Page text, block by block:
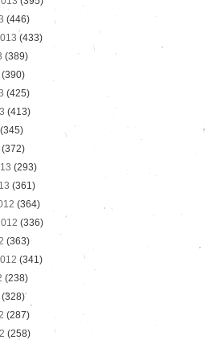
(446)
(433)
(389)
(390)
(425)
(413)
(345)
(372)
(293)
(361)
(364)
(336)
(363)
(341)
(238)
(328)
(287)
(258)